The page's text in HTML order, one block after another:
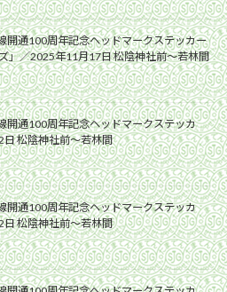
開通100周年記念ヘッドマークステッカー
」／2025年11月17日 松陰神社前〜若林間
開通100周年記念ヘッドマークステッカ
松陰神社前〜若林間
開通100周年記念ヘッドマークステッカ
松陰神社前〜若林間